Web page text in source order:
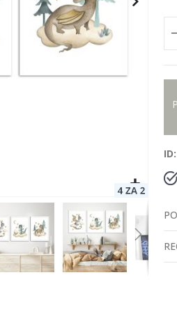
ID